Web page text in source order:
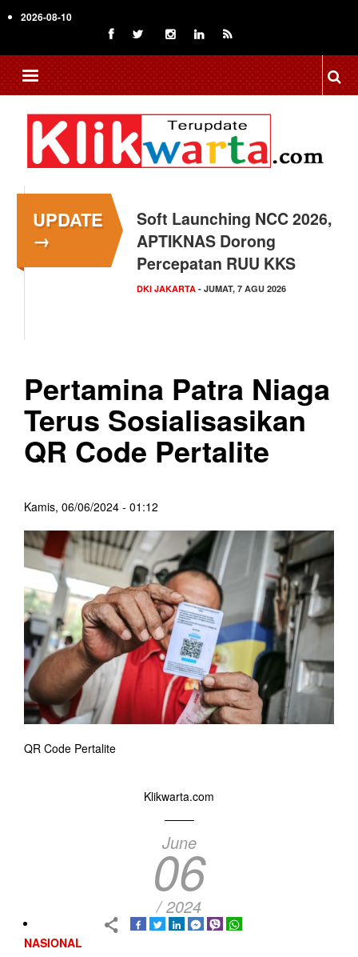
to
content
2026-08-10
UPDATE
→
Menkop Bawa Semangat
Koperasi ke Festival
Lembah Baliem Wamena
NASIONAL- JUMAT, 7 AGU 2026
Pertamina Patra Niaga
Terus Sosialisasikan
QR Code Pertalite
Kamis, 06/06/2024 - 01:12
QR Code Pertalite
Klikwarta.com
June
06
/ 2024
NASIONAL